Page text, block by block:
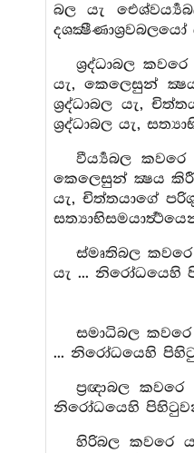
බල යැ
ශ්‍රද්ධාබල
යැ, කෙලෙසුන් ක්‍ෂය
ශ්‍රද්ධාබල යැ,
ශ්‍රද්ධාබල යැ,
වීර්‍ය්‍යබල
කෙලෙසුන් ක්‍ෂය කිරීම්
යැ, චිත්තයාගේ
ස්මෘතිබල
යැ ... නිරෝධයෙහි
සමාධිබල
... නිරෝධයෙහි
ප්‍රඥාබල
නිරෝධයෙහි පිහිටුවන
හිරිබල කවරෙ